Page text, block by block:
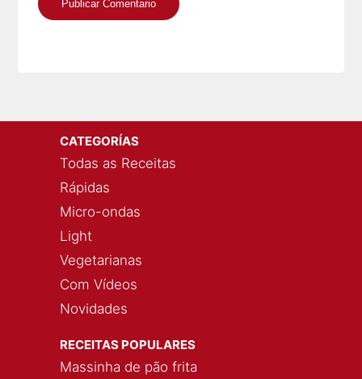
CATEGORÍAS
Todas as Receitas
Rápidas
Micro-ondas
Light
Vegetarianas
Com Vídeos
Novidades
RECEITAS POPULARES
Massinha de pão frita